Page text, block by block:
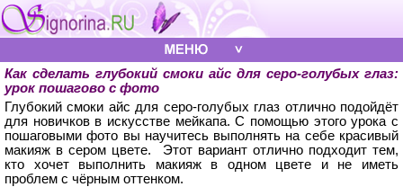
Как сделать глубокий смоки айс для серо-голубых глаз:
урок пошагово с фото
Глубокий смоки айс для серо-голубых глаз отлично подойдёт
для новичков в искусстве мейкапа. С помощью этого урока с
пошаговыми фото вы научитесь выполнять на себе красивый
макияж в сером цвете. Этот вариант отлично подходит тем,
кто хочет выполнить макияж в одном цвете и не иметь
проблем с чёрным оттенком.